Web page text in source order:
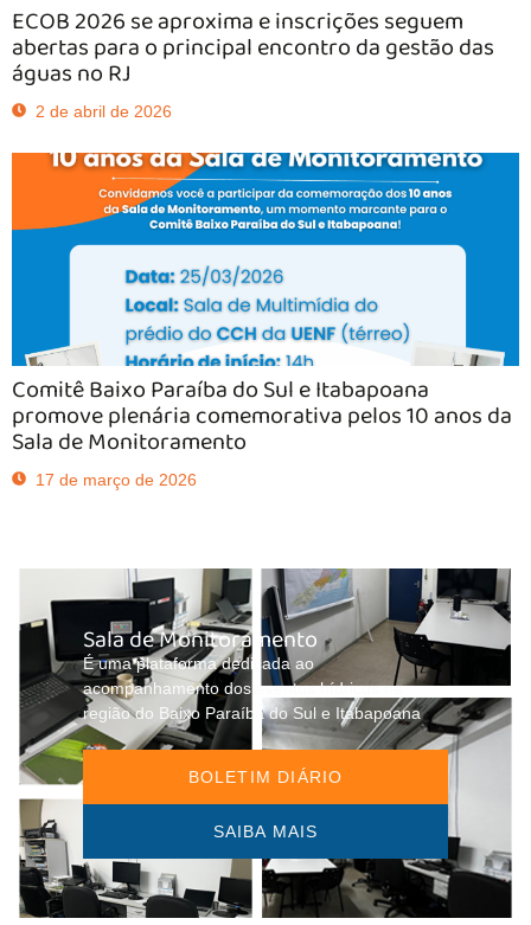
ECOB 2026 se aproxima e inscrições seguem
abertas para o principal encontro da gestão das
águas no RJ
2 de abril de 2026
Comitê Baixo Paraíba do Sul e Itabapoana
promove plenária comemorativa pelos 10 anos da
Sala de Monitoramento
17 de março de 2026
Sala de Monitoramento
É uma plataforma dedicada ao
acompanhamento dos eventos hídricos na
região do Baixo Paraíba do Sul e Itabapoana
BOLETIM DIÁRIO
SAIBA MAIS